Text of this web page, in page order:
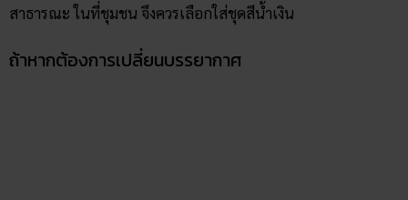
สาธารณะ ในที่ชุมชน จึงควรเลือกใส่ชุดสีน้ำเงิน
ถ้าหากต้องการเปลี่ยนบรรยากาศ